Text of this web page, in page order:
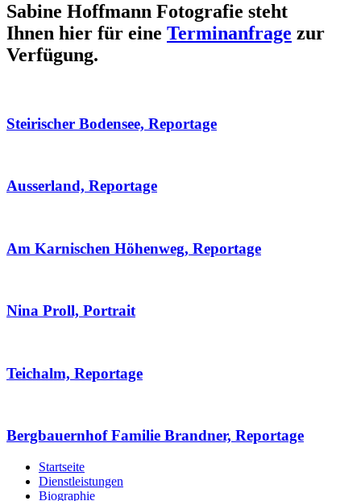
Sabine Hoffmann Fotografie steht
Ihnen hier für eine Terminanfrage zur
Verfügung.
Steirischer Bodensee, Reportage
Ausserland, Reportage
Am Karnischen Höhenweg, Reportage
Nina Proll, Portrait
Teichalm, Reportage
Bergbauernhof Familie Brandner, Reportage
Startseite
Dienstleistungen
Biographie